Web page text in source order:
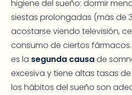
higiene del sueño: dormir
siestas prolongadas (más de
acostarse viendo televisión,
consumo de ciertos
es la segunda causade
excesiva y tiene altas tasas
los hábitos del sueño son